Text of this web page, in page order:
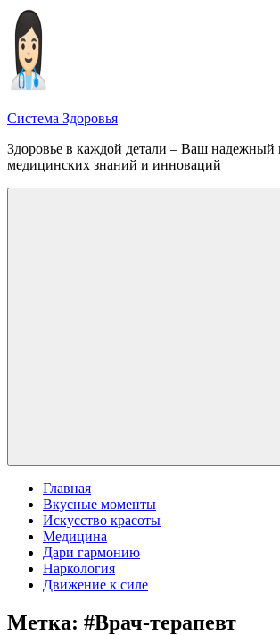
Перейти
содержимому
Система Здоровья
Здоровье в каждой детали – Ваш надежный
медицинских знаний и инноваций
Главная
Вкусные моменты
Искусство красоты
Медицина
Дари гармонию
Наркология
Движение к силе
Метка: #Врач-терапевт